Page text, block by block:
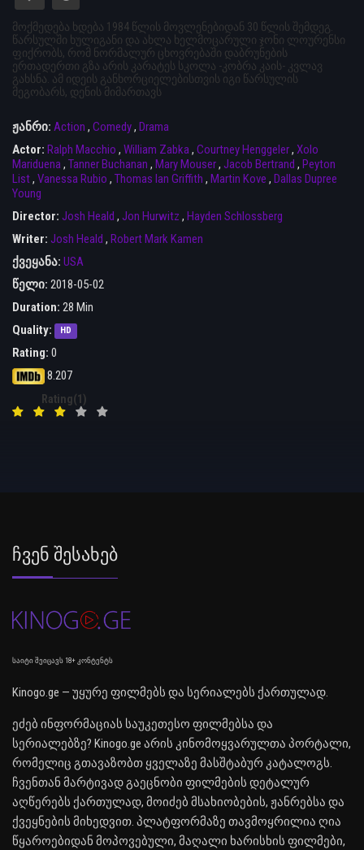
მოქმედება ხდება 1984 წლის მოვლენებიდან 30 წლის შემდეგ.
წარსულში ხულიგანი და ახლა ხელმოცარული ჯონი ლოურენსი
ფიქრობს, რომ ნორმალურ ცხოვრებაში დაბრუნების
ერთადერთი გზა არის კარატეს სკოლა -კობრა კაის- კვლავ
გახსნა. ამ იდეის განხორციელებისთვის იგი წარსულის
მეგობარს, დენის მიმართავს
ჟანრი: Action , Comedy, Drama
Actor: Ralph Macchio , William Zabka, Courtney Henggeler, Xolo
Mariduena, Tanner Buchanan , Mary Mouser, Jacob Bertrand , Peyton
List, Vanessa Rubio , Thomas Ian Griffith , Martin Kove , Dallas Dupree
Young
Director: Josh Heald , Jon Hurwitz , Hayden Schlossberg
Writer: Josh Heald , Robert Mark Kamen
ქვეყანა: USA
წელი: 2018-05-02
Duration: 28 Min
Quality:
HD
Rating: 0
8.207
Rating(1)
Ჩვენ Შესახებ
საიტი შეიცავს 18+ კონტენტს
Kinogo.ge — უყურე ფილმებს და სერიალებს ქართულად.
ეძებ ინფორმაციას საუკეთესო ფილმებსა და
სერიალებზე? Kinogo.ge არის კინომოყვარულთა პორტალი,
რომელიც გთავაზობთ ყველაზე მასშტაბურ კატალოგს.
ჩვენთან მარტივად გაეცნობი ფილმების დეტალურ
აღწერებს ქართულად, მოიძებ მსახიობების, ჟანრებსა და
ქვეყნების მიხედვით. პლატფორმაზე თავმოყრილია ღია
წყაროებიდან მოპოვებული, მაღალი ხარისხის ფილმები,